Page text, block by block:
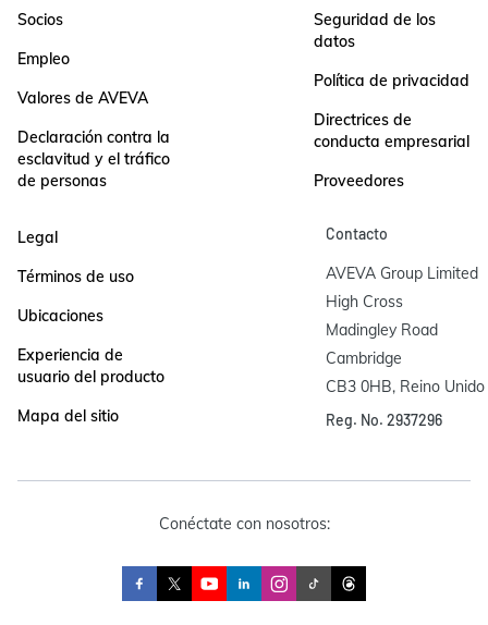
Socios
Empleo
Valores de AVEVA
Declaración contra la
esclavitud y el tráfico
de personas
Seguridad de los
datos
Política de privacidad
Directrices de
conducta empresarial
Proveedores
Legal
Términos de uso
Ubicaciones
Experiencia de
usuario del producto
Mapa del sitio
Contacto
AVEVA Group Limited
High Cross
Madingley Road
Cambridge
CB3 0HB, Reino Unido
Reg. No. 2937296
Conéctate con nosotros: